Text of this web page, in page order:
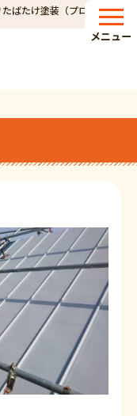
ばたけ塗装（プロタイム
メニュー